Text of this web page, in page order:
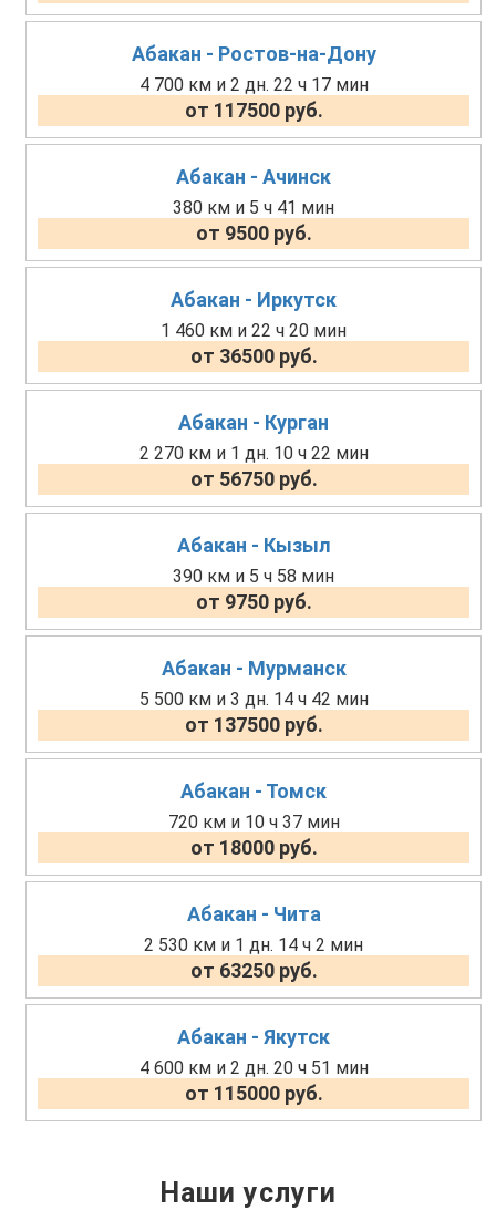
Абакан - Ростов-на-Дону
4 700 км и 2 дн. 22 ч 17 мин
от 117500 руб.
Абакан - Ачинск
380 км и 5 ч 41 мин
от 9500 руб.
Абакан - Иркутск
1 460 км и 22 ч 20 мин
от 36500 руб.
Абакан - Курган
2 270 км и 1 дн. 10 ч 22 мин
от 56750 руб.
Абакан - Кызыл
390 км и 5 ч 58 мин
от 9750 руб.
Абакан - Мурманск
5 500 км и 3 дн. 14 ч 42 мин
от 137500 руб.
Абакан - Томск
720 км и 10 ч 37 мин
от 18000 руб.
Абакан - Чита
2 530 км и 1 дн. 14 ч 2 мин
от 63250 руб.
Абакан - Якутск
4 600 км и 2 дн. 20 ч 51 мин
от 115000 руб.
Наши услуги